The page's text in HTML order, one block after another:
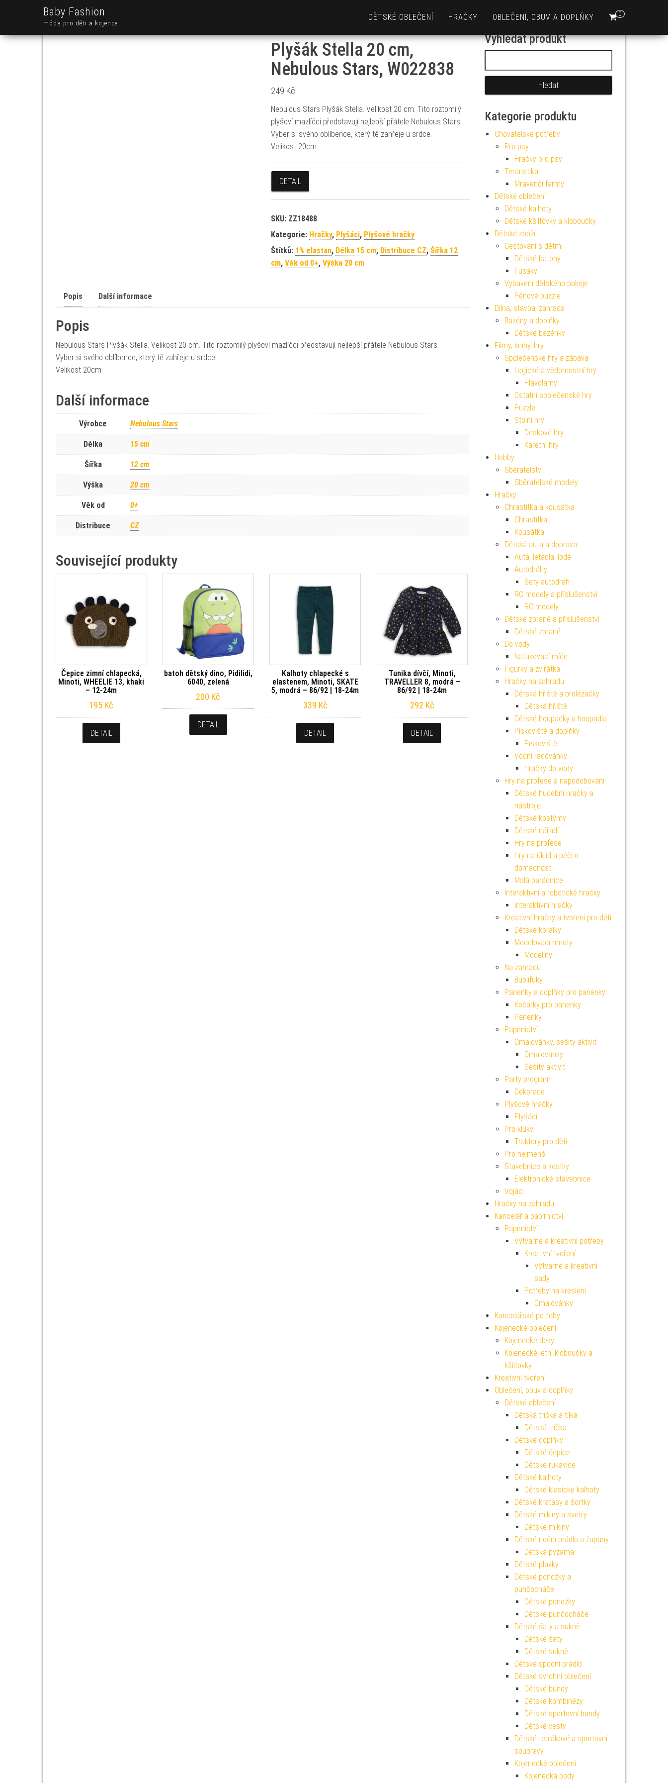
Baby Fashion
móda pro děti a kojence
0
DĚTSKÉ OBLEČENÍ HRAČKY OBLEČENÍ, OBUV A DOPLŇKY
Plyšák Stella 20 cm,
Nebulous Stars, W022838
249 Kč
Nebulous Stars Plyšák Stella. Velikost 20 cm. Tito roztomilý
plyšoví mazlíčci představují nejlepší přátele Nebulous Stars.
Vyber si svého oblíbence, který tě zahřeje u srdce.
Velikost 20cm
DETAIL
SKU: ZZ18488
Kategorie: Hračky, Plyšáci, Plyšové hračky
Štítků: 1% elastan, Délka 15 cm, Distribuce CZ, Šířka 12
cm, Věk od 0+, Výška 20 cm
Popis Další informace
Popis
Nebulous Stars Plyšák Stella. Velikost 20 cm. Tito roztomilý plyšoví mazlíčci představují nejlepší přátele Nebulous Stars.
Vyber si svého oblíbence, který tě zahřeje u srdce.
Velikost 20cm
Další informace
Výrobce Nebulous Stars
Délka 15 cm
Šířka 12 cm
Výška 20 cm
Věk od 0+
Distribuce CZ
Související produkty
Čepice zimní chlapecká,
Minoti, WHEELIE 13, khaki
– 12-24m
195 Kč
DETAIL
batoh dětský dino, Pidilidi,
6040, zelená
200 Kč
DETAIL
Kalhoty chlapecké s
elastenem, Minoti, SKATE
5, modrá – 86/92 | 18-24m
339 Kč
DETAIL
Tunika dívčí, Minoti,
TRAVELLER 8, modrá –
86/92 | 18-24m
292 Kč
DETAIL
Vyhledat produkt
Kategorie produktu
Chovatelské potřeby
Pro psy
Hračky pro psy
Teraristika
Mravenčí farmy
Dětské oblečení
Dětské kalhoty
Dětské kšiltovky a kloboučky
Dětské zboží
Cestování s dětmi
Dětské batohy
Fusaky
Vybavení dětského pokoje
Pěnové puzzle
Dílna, stavba, zahrada
Bazény a doplňky
Dětské bazénky
Filmy, knihy, hry
Společenské hry a zábava
Logické a vědomostní hry
Hlavolamy
Ostatní společenské hry
Puzzle
Stolní hry
Deskové hry
Karetní hry
Hobby
Sběratelství
Sběratelské modely
Hračky
Chrastítka a kousátka
Chrastítka
Kousátka
Dětská auta a doprava
Auta, letadla, lodě
Autodráhy
Sety autodráh
RC modely a příslušenství
RC modely
Dětské zbraně a příslušenství
Dětské zbraně
Do vody
Nafukovací míče
Figurky a zvířátka
Hračky na zahradu
Dětská hřiště a prolézačky
Dětská hřiště
Dětské houpačky a houpadla
Pískoviště a doplňky
Pískoviště
Vodní radovánky
Hračky do vody
Hry na profese a napodobování
Dětské hudební hračky a
nástroje
Dětské kostýmy
Dětské nářadí
Hry na profese
Hry na úklid a péči o
domácnost
Malá parádnice
Interaktivní a robotické hračky
Interaktivní hračky
Kreativní hračky a tvoření pro děti
Dětské korálky
Modelovací hmoty
Modelíny
Na zahradu
Bublifuky
Panenky a doplňky pro panenky
Kočárky pro panenky
Panenky
Papírnictví
Omalovánky, sešity aktivit
Omalovánky
Sešity aktivit
Party program
Dekorace
Plyšové hračky
Plyšáci
Pro kluky
Traktory pro děti
Pro nejmenší
Stavebnice a kostky
Elektronické stavebnice
Vojáci
Hračky na zahradu
Kancelář a papírnictví
Papírnictví
Výtvarné a kreativní potřeby
Kreativní tvoření
Výtvarné a kreativní
sady
Potřeby na kreslení
Omalovánky
Kancelářské potřeby
Kojenecké oblečení
Kojenecké deky
Kojenecké letní kloboučky a
kšiltovky
Kreativní tvoření
Oblečení, obuv a doplňky
Dětské oblečení
Dětská trička a tílka
Dětská trička
Dětské doplňky
Dětské čepice
Dětské rukavice
Dětské kalhoty
Dětské klasické kalhoty
Dětské kraťasy a šortky
Dětské mikiny a svetry
Dětské mikiny
Dětské noční prádlo a župany
Dětská pyžama
Dětské plavky
Dětské ponožky a
punčocháče
Dětské ponožky
Dětské punčocháče
Dětské šaty a sukně
Dětské šaty
Dětské sukně
Dětské spodní prádlo
Dětské svrchní oblečení
Dětské bundy
Dětské kombinézy
Dětské sportovní bundy
Dětské vesty
Dětské teplákové a sportovní
soupravy
Kojenecké oblečení
Kojenecká body